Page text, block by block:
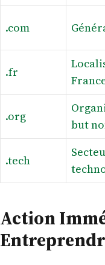
.com
.fr
.org
but
.tech
Action